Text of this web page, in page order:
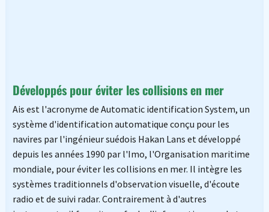
Développés pour éviter les collisions en mer
Ais est l'acronyme de Automatic identification System, un
système d'identification automatique conçu pour les
navires par l'ingénieur suédois Hakan Lans et développé
depuis les années 1990 par l'Imo, l'Organisation maritime
mondiale, pour éviter les collisions en mer. Il intègre les
systèmes traditionnels d'observation visuelle, d'écoute
radio et de suivi radar. Contrairement à d'autres